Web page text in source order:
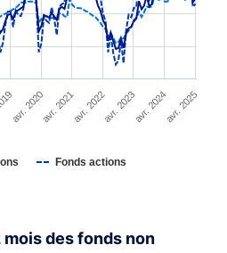
Fonds actions
avr. 2020avr. 2021avr. 2022avr. 2023avr. 2024avr. 2025
des fonds non